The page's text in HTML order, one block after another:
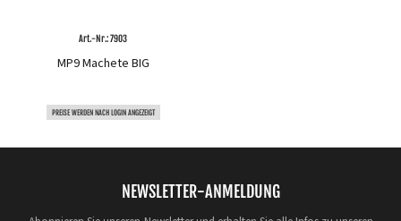
Art.-Nr.: 7903
MP9 Machete BIG
PREISE WERDEN NACH LOGIN ANGEZEIGT
NEWSLETTER-ANMELDUNG